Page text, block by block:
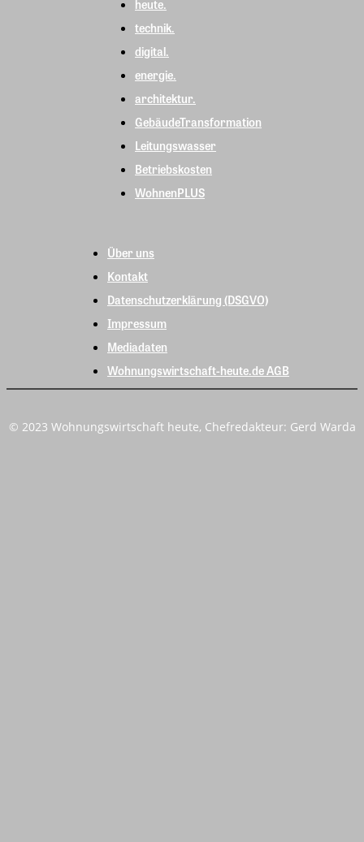
heute.
technik.
digital.
energie.
architektur.
GebäudeTransformation
Leitungswasser
Betriebskosten
WohnenPLUS
Über uns
Kontakt
Datenschutzerklärung (DSGVO)
Impressum
Mediadaten
Wohnungswirtschaft-heute.de AGB
© 2023 Wohnungswirtschaft heute, Chefredakteur: Gerd Warda